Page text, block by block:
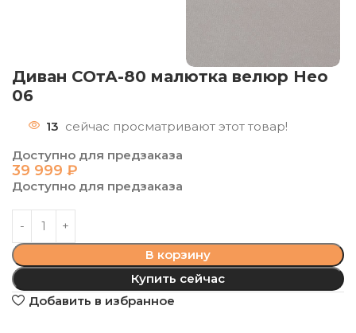
Диван СОтА-80 малютка велюр Нео
06
13 сейчас просматривают этот товар!
Доступно для предзаказа
39 999 ₽
Доступно для предзаказа
В корзину
Купить сейчас
Добавить в избранное